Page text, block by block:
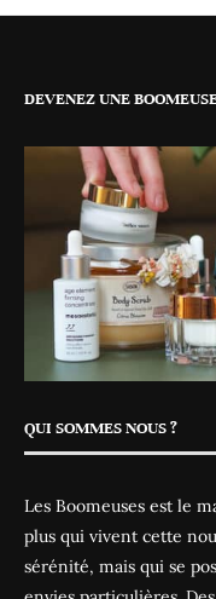
DEVENEZ UNE
QUI SOMMES NOUS ?
Les Boomeuses est le
plus qui vivent cette
sérénité, mais qui se